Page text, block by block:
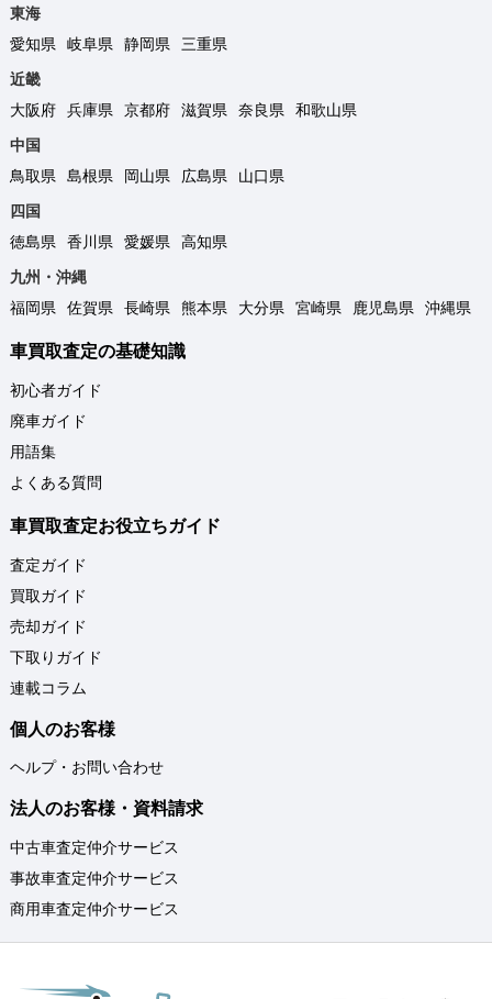
東海
愛知県
岐阜県 静岡県
三重県
近畿
大阪府
兵庫県 京都府 滋賀県 奈良県
和歌山県
中国
鳥取県
島根県 岡山県 広島県
山口県
四国
徳島県
香川県 愛媛県
高知県
九州・沖縄
福岡県
佐賀県 長崎県 熊本県 大分県 宮崎県 鹿児島県 沖縄県
車買取査定の基礎知識
初心者ガイド
廃車ガイド
用語集
よくある質問
車買取査定お役立ちガイド
査定ガイド
買取ガイド
売却ガイド
下取りガイド
連載コラム
個人のお客様
ヘルプ・お問い合わせ
法人のお客様・資料請求
中古車査定仲介サービス
事故車査定仲介サービス
商用車査定仲介サービス